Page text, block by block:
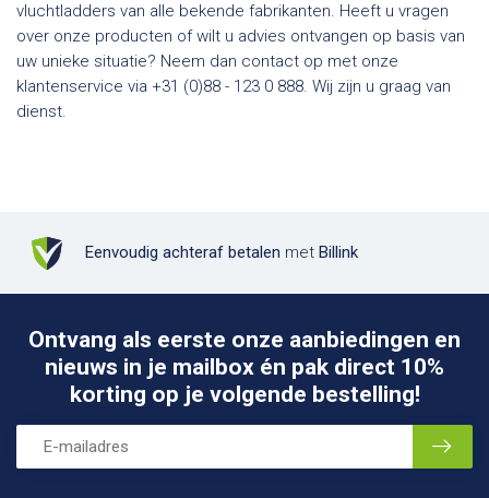
vluchtladders van alle bekende fabrikanten. Heeft u vragen
over onze producten of wilt u advies ontvangen op basis van
uw unieke situatie? Neem dan contact op met onze
klantenservice via +31 (0)88 - 123 0 888. Wij zijn u graag van
dienst.
Eenvoudig achteraf betalen met Billink
Ontvang als eerste onze aanbiedingen en
nieuws in je mailbox én pak direct 10%
korting op je volgende bestelling!